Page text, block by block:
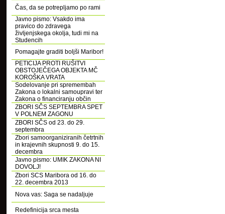
Čas, da se potrepljamo po rami
Javno pismo: Vsakdo ima
pravico do zdravega
življenjskega okolja, tudi mi na
Studencih
Pomagajte graditi boljši Maribor!
PETICIJA PROTI RUŠITVI
OBSTOJEČEGA OBJEKTA MČ
KOROŠKA VRATA
Sodelovanje pri spremembah
Zakona o lokalni samoupravi ter
Zakona o financiranju občin
ZBORI SČS SEPTEMBRA SPET
V POLNEM ZAGONU
ZBORI SČS od 23. do 29.
septembra
Zbori samoorganiziranih četrtnih
in krajevnih skupnosti 9. do 15.
decembra
Javno pismo: UMIK ZAKONA NI
DOVOLJ!
Zbori SCS Maribora od 16. do
22. decembra 2013
Nova vas: Saga se nadaljuje
Redefinicija srca mesta